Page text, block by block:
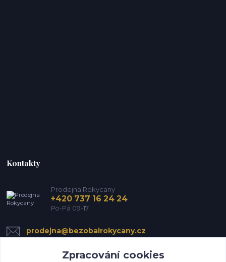
Kontakty
Prodejna Rokycany
+420 737 16 24 24
Po-Pá 09-17
prodejna@bezobalrokycany.cz
Zpracování cookies